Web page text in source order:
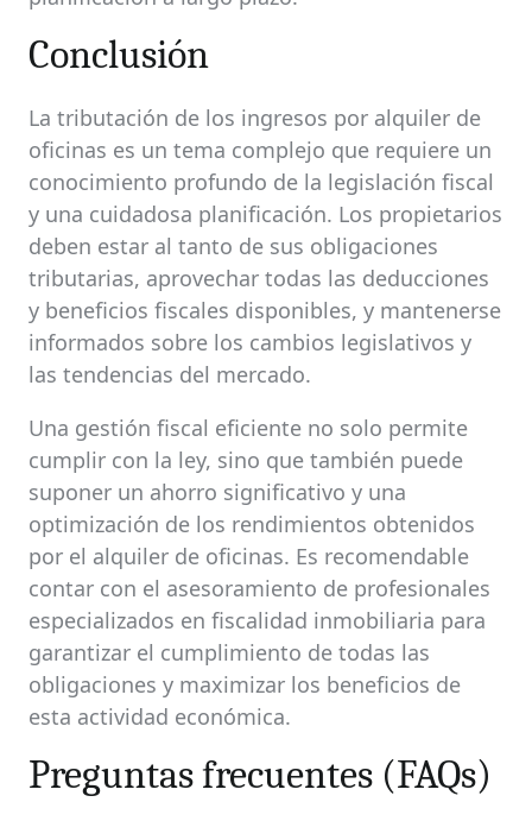
Conclusión
La tributación de los ingresos por alquiler de
oficinas es un tema complejo que requiere un
conocimiento profundo de la legislación fiscal
y una cuidadosa planificación. Los propietarios
deben estar al tanto de sus obligaciones
tributarias, aprovechar todas las deducciones
y beneficios fiscales disponibles, y mantenerse
informados sobre los cambios legislativos y
las tendencias del mercado.
Una gestión fiscal eficiente no solo permite
cumplir con la ley, sino que también puede
suponer un ahorro significativo y una
optimización de los rendimientos obtenidos
por el alquiler de oficinas. Es recomendable
contar con el asesoramiento de profesionales
especializados en fiscalidad inmobiliaria para
garantizar el cumplimiento de todas las
obligaciones y maximizar los beneficios de
esta actividad económica.
Preguntas frecuentes (FAQs)